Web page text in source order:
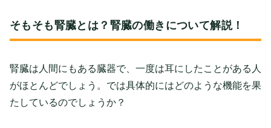
そもそも腎臓とは？腎臓の働きについて解説！
腎臓は人間にもある臓器で、一度は耳にしたことがある人
がほとんどでしょう。では具体的にはどのような機能を果
たしているのでしょうか？